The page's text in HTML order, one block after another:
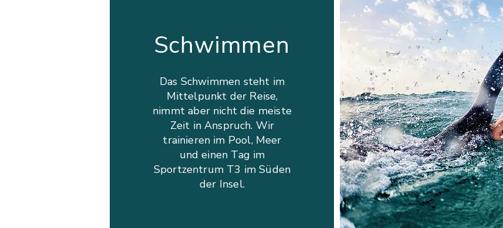
Schwimmen
Das Schwimmen steht im
Mittelpunkt der Reise,
nimmt aber nicht die meiste
Zeit in Anspruch. Wir
trainieren im Pool, Meer
und einen Tag im
Sportzentrum T3 im Süden
der Insel.